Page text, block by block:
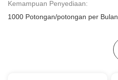
Kemampuan Penyediaan:
1000 Potongan/potongan per Bulan